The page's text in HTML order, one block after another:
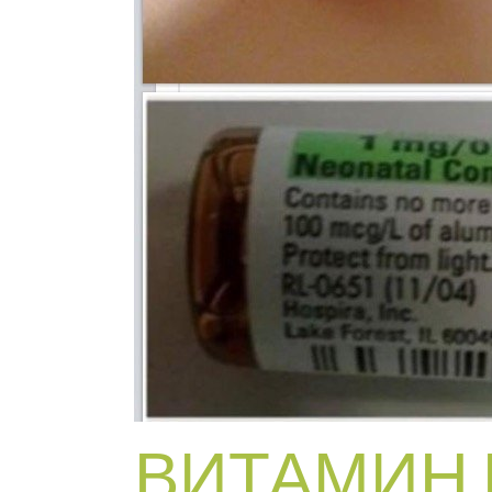
ВИТАМИН